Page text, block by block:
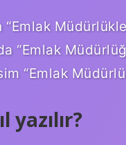
“Emlak
“Emlak
“Emlak